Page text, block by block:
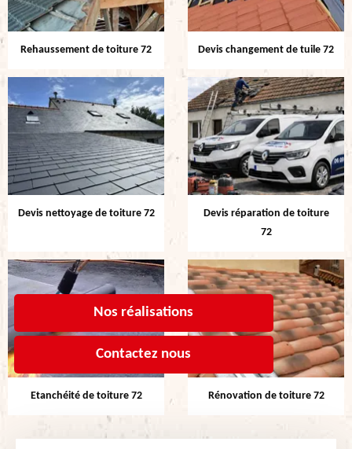
Nos réalisations
Contactez nous
Rehaussement de toiture 72 Devis changement de tuile 72
Devis nettoyage de toiture 72
Devis réparation de toiture
72
Etanchéité de toiture 72 Rénovation de toiture 72